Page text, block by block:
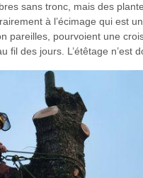
sans tronc, mais des
à l’écimage qui est
pareilles, pourvoient une
fil des jours. L’étêtage n’est